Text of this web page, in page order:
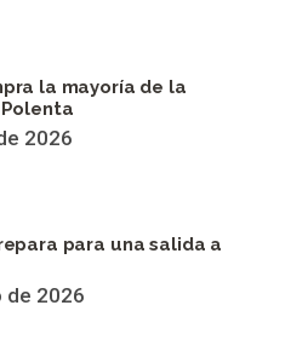
la mayoría de la
2026
para una salida a
de 2026